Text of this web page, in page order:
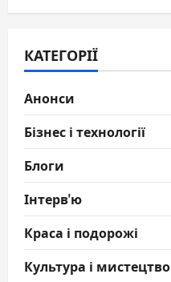
КАТЕГОРІЇ
Анонси
Бізнес і технології
Блоги
Інтерв'ю
Краса і подорожі
Культура і мистецтво